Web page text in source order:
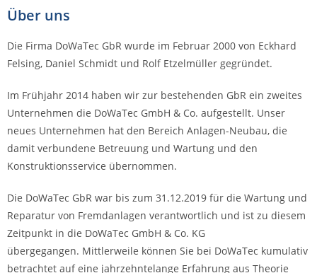
Über uns
Die Firma DoWaTec GbR wurde im Februar 2000 von Eckhard
Felsing, Daniel Schmidt und Rolf Etzelmüller gegründet.
Im Frühjahr 2014 haben wir zur bestehenden GbR ein zweites
Unternehmen die DoWaTec GmbH & Co. aufgestellt. Unser
neues Unternehmen hat den Bereich Anlagen-Neubau, die
damit verbundene Betreuung und Wartung und den
Konstruktionsservice übernommen.
Die DoWaTec GbR war bis zum 31.12.2019 für die Wartung und
Reparatur von Fremdanlagen verantwortlich und ist zu diesem
Zeitpunkt in die DoWaTec GmbH & Co. KG
übergegangen. Mittlerweile können Sie bei DoWaTec kumulativ
betrachtet auf eine jahrzehntelange Erfahrung aus Theorie